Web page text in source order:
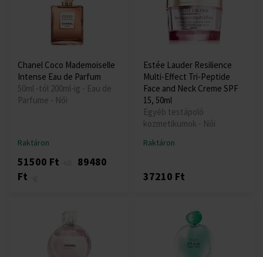
Chanel Coco Mademoiselle
Intense Eau de Parfum
50ml -tól 200ml-ig - Eau de
Parfume - Női
Raktáron
51500 Ft
89480
Ft
Estée Lauder Resilience
Multi-Effect Tri-Peptide
Face and Neck Creme SPF
15, 50ml
Egyéb testápoló
kozmetikumok - Női
Raktáron
37210 Ft